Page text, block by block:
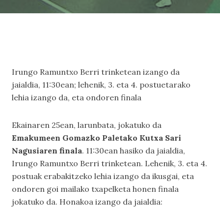
Irungo Ramuntxo Berri trinketean izango da
jaialdia, 11:30ean; lehenik, 3. eta 4. postuetarako
lehia izango da, eta ondoren finala
Ekainaren 25ean, larunbata, jokatuko da
Emakumeen Gomazko Paletako Kutxa Sari
Nagusiaren finala. 11:30ean hasiko da jaialdia,
Irungo Ramuntxo Berri trinketean. Lehenik, 3. eta 4.
postuak erabakitzeko lehia izango da ikusgai, eta
ondoren goi mailako txapelketa honen finala
jokatuko da. Honakoa izango da jaialdia: